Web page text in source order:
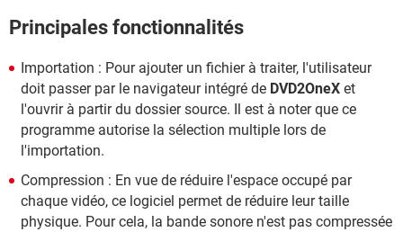
Principales fonctionnalités
Importation : Pour ajouter un fichier à traiter, l'utilisateur
doit passer par le navigateur intégré de DVD2OneX et
l'ouvrir à partir du dossier source. Il est à noter que ce
programme autorise la sélection multiple lors de
l'importation.
Compression : En vue de réduire l'espace occupé par
chaque vidéo, ce logiciel permet de réduire leur taille
physique. Pour cela, la bande sonore n'est pas compressée